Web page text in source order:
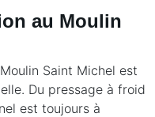
au Moulin
Saint Michel est
Du pressage à froid
est toujours à